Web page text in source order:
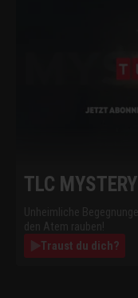
TLC MYSTERY
Traust du dich?